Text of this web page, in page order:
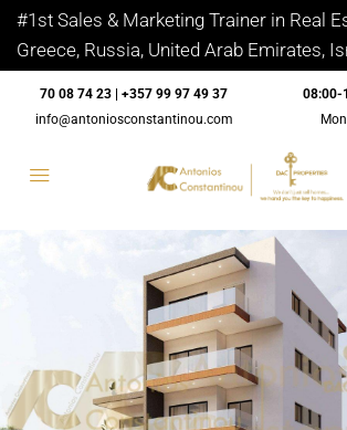
#1st Sales & Marketing Trainer in Real
Greece, Russia, United Arab Emirates,
70 08 74 23 | +357 99 97 49 37
info@antoniosconstantinou.com
08:00-